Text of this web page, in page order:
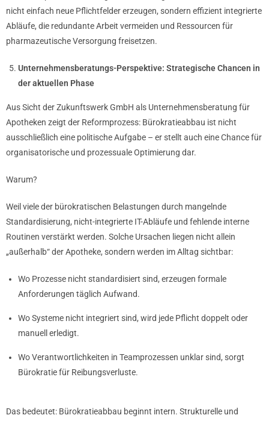
nicht einfach neue Pflichtfelder erzeugen, sondern effizient integrierte
Abläufe, die redundante Arbeit vermeiden und Ressourcen für
pharmazeutische Versorgung freisetzen.
Unternehmensberatungs-Perspektive: Strategische Chancen in
der aktuellen Phase
Aus Sicht der Zukunftswerk GmbH als Unternehmensberatung für
Apotheken zeigt der Reformprozess: Bürokratieabbau ist nicht
ausschließlich eine politische Aufgabe – er stellt auch eine Chance für
organisatorische und prozessuale Optimierung dar.
Warum?
Weil viele der bürokratischen Belastungen durch mangelnde
Standardisierung, nicht-integrierte IT-Abläufe und fehlende interne
Routinen verstärkt werden. Solche Ursachen liegen nicht allein
„außerhalb“ der Apotheke, sondern werden im Alltag sichtbar:
Wo Prozesse nicht standardisiert sind, erzeugen formale
Anforderungen täglich Aufwand.
Wo Systeme nicht integriert sind, wird jede Pflicht doppelt oder
manuell erledigt.
Wo Verantwortlichkeiten in Teamprozessen unklar sind, sorgt
Bürokratie für Reibungsverluste.
Das bedeutet: Bürokratieabbau beginnt intern. Strukturelle und